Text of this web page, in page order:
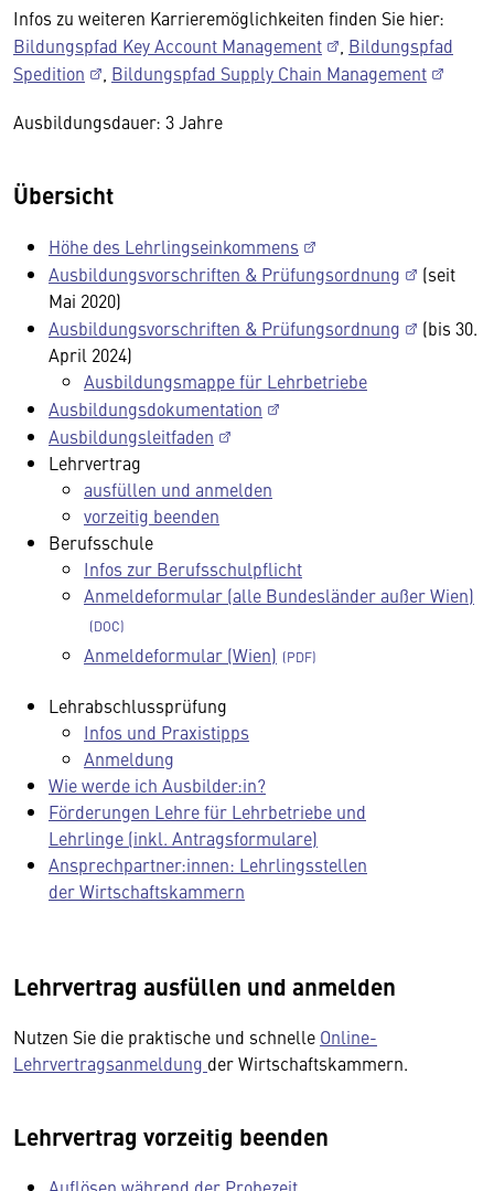
Infos zu weiteren Karrieremöglichkeiten finden Sie hier:
Bildungspfad Key Account Management
Bildungspfad
Spedition
Bildungspfad Supply Chain Management
Ausbildungsdauer: 3 Jahre
Übersicht
Höhe des Lehrlingseinkommens
Ausbildungsvorschriften & Prüfungsordnung
(seit
Mai 2020)
Ausbildungsvorschriften & Prüfungsordnung
(bis 30.
April 2024)
Ausbildungsmappe für Lehrbetriebe
Ausbildungsdokumentation
Ausbildungsleitfaden
Lehrvertrag
ausfüllen und anmelden
vorzeitig beenden
Berufsschule
Infos zur Berufsschulpflicht
Anmeldeformular (alle Bundesländer außer Wien)
Anmeldeformular (Wien)
Lehrabschlussprüfung
Infos und Praxistipps
Anmeldung
Wie werde ich Ausbilder:in?
Förderungen Lehre für Lehrbetriebe und
Lehrlinge (inkl. Antragsformulare)
Ansprechpartner:innen: Lehrlingsstellen
der Wirtschaftskammern
Lehrvertrag ausfüllen und anmelden
Nutzen Sie die praktische und schnelle Online-
Lehrvertragsanmeldung der Wirtschaftskammern.
Lehrvertrag vorzeitig beenden